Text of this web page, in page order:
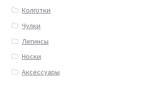
Колготки
Чулки
Легинсы
Носки
Аксессуары